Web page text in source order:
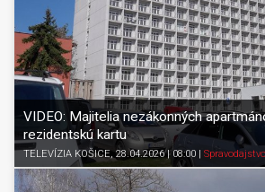
VIDEO: Majitelia nezákonných
rezidentskú kartu
TELEVÍZIA KOŠICE, 28.04.2026 | 08:00 | Spravodajstvo